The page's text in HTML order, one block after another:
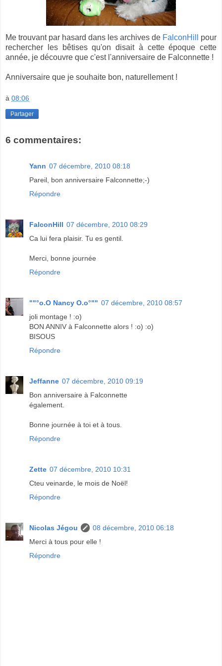
Me trouvant par hasard dans les archives de FalconHill
pour
rechercher les bêtises qu'on disait à cette époque cette
année, je découvre que c'est l'anniversaire de Falconnette !
Anniversaire que je souhaite bon, naturellement !
à 08:06
Partager
6 commentaires:
Yann 07 décembre, 2010 08:18
Pareil, bon anniversaire Falconnette;-)
Répondre
FalconHill 07 décembre, 2010 08:29
Ca lui fera plaisir. Tu es gentil.
Merci, bonne journée
Répondre
""°o.O Nancy O.o°"" 07 décembre, 2010 08:57
joli montage ! :o)
BON ANNIV à Falconnette alors ! :o) :o)
BISOUS
Répondre
Jeffanne 07 décembre, 2010 09:19
Bon anniversaire à Falconnette
également.
Bonne journée à toi et à tous.
Répondre
Zette 07 décembre, 2010 10:31
Cteu veinarde, le mois de Noël!
Répondre
Nicolas Jégou
08 décembre, 2010 06:18
Merci à tous pour elle !
Répondre